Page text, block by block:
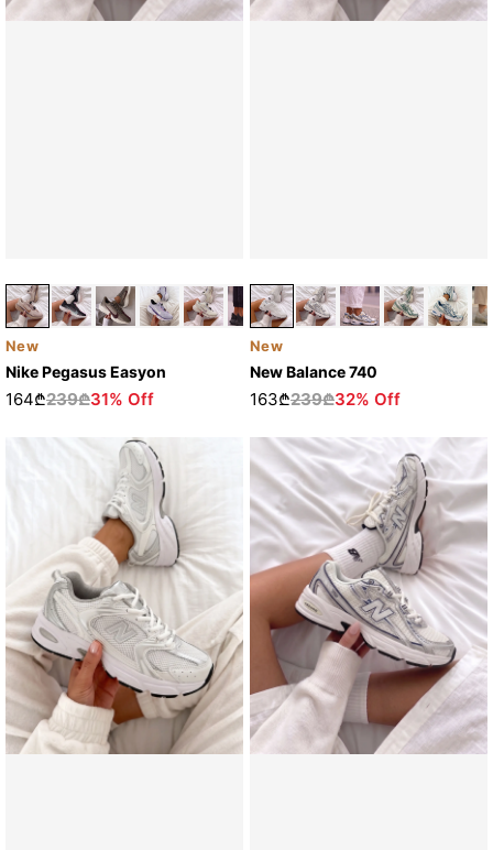
New
Nike Pegasus Easyon
164₾239₾31% Off
New
New Balance 740
163₾239₾32% Off